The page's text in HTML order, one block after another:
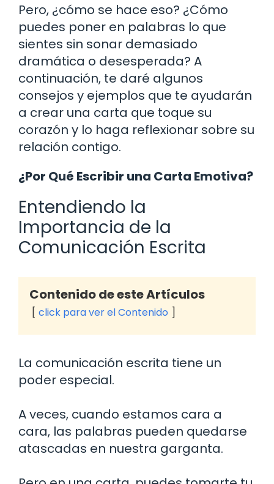
Pero, ¿cómo se hace eso? ¿Cómo
puedes poner en palabras lo que
sientes sin sonar demasiado
dramática o desesperada? A
continuación, te daré algunos
consejos y ejemplos que te ayudarán
a crear una carta que toque su
corazón y lo haga reflexionar sobre su
relación contigo.
¿Por Qué Escribir una Carta Emotiva?
Entendiendo la
Importancia de la
Comunicación Escrita
Contenido de este Artículos
click para ver el Contenido
La comunicación escrita tiene un
poder especial.
A veces, cuando estamos cara a
cara, las palabras pueden quedarse
atascadas en nuestra garganta.